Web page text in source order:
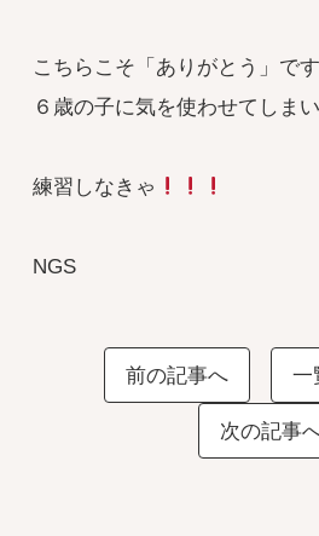
こちらこそ「ありがとう」です
６歳の子に気を使わせてしま
練習しなきゃ
NGS
前の記事へ 一
次の記事